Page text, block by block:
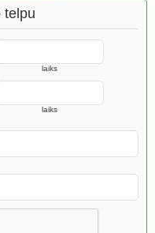
telpu
laiks
laiks